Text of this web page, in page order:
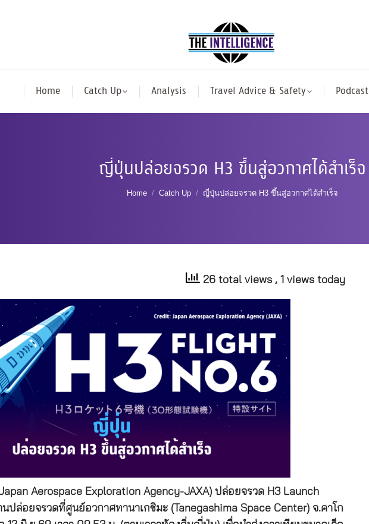
Home Catch Up Analysis Travel Advice & Safety Podcast
ญี่ปุ่นปล่อยจรวด H3 ขึ้นสู่อวกาศได้สำเร็จ
You are here:
Home Catch Up ญี่ปุ่นปล่อยจรวด H3 ขึ้นสู่อวกาศได้สำเร็จ
26 total views , 1 views today
Aerospace Exploration Agency-JAXA) ปล่อยจรวด H3 Launch
ปล่อยจรวดที่ศูนย์อวกาศทานาเกชิมะ (Tanegashima Space Center) จ.คาโก